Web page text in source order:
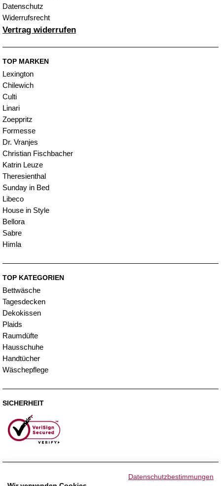
Datenschutz
Widerrufsrecht
Vertrag widerrufen
TOP MARKEN
Lexington
Chilewich
Culti
Linari
Zoeppritz
Formesse
Dr. Vranjes
Christian Fischbacher
Katrin Leuze
Theresienthal
Sunday in Bed
Libeco
House in Style
Bellora
Sabre
Himla
TOP KATEGORIEN
Bettwäsche
Tagesdecken
Dekokissen
Plaids
Raumdüfte
Hausschuhe
Handtücher
Wäschepflege
SICHERHEIT
Datenschutzbestimmungen